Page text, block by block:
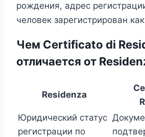
рождения, адрес
человек зарегистрирован
Чем Certificato di
отличается от
Residenza
Юридический статус
регистрации по